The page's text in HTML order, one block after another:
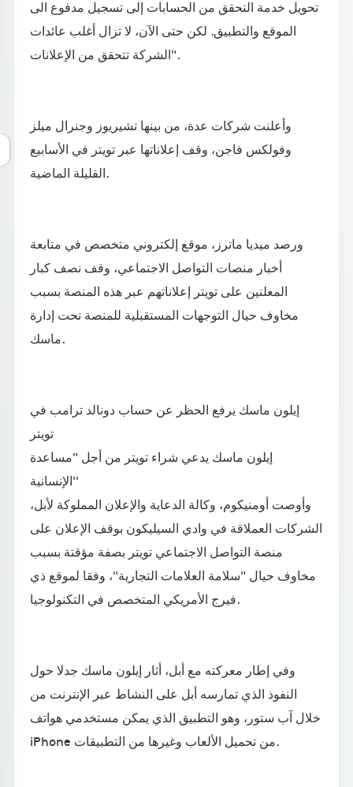
تحويل خدمة التحقق من الحسابات إلى تسجيل مدفوع الى
الموقع والتطبيق. لكن حتى الآن، لا تزال أغلب عائدات
الشركة تتحقق من الإعلانات".
وأعلنت شركات عدة، من بينها تشيريوز وجنرال ميلز
وفولكس فاجن، وقف إعلاناتها عبر تويتر في الأسابيع
القليلة الماضية.
ورصد ميديا ماترز، موقع إلكتروني متخصص في متابعة
أخبار منصات التواصل الاجتماعي، وقف نصف كبار
المعلنين على تويتر إعلاناتهم عبر هذه المنصة بسبب
مخاوف حيال التوجهات المستقبلية للمنصة تحت إدارة
ماسك.
إيلون ماسك يرفع الحظر عن حساب دونالد ترامب في
تويتر
إيلون ماسك يدعي شراء تويتر من أجل "مساعدة
الإنسانية''
وأوصت أومنيكوم، وكالة الدعاية والإعلان المملوكة لأبل،
الشركات العملاقة في وادي السيليكون بوقف الإعلان على
منصة التواصل الاجتماعي تويتر بصفة مؤقتة بسبب
مخاوف حيال "سلامة العلامات التجارية"، وفقا لموقع ذي
فيرج الأمريكي المتخصص في التكنولوجيا.
وفي إطار معركته مع أبل، أثار إيلون ماسك جدلا حول
النفوذ الذي تمارسه أبل على النشاط عبر الإنترنت من
خلال آب ستور، وهو التطبيق الذي يمكن مستخدمي هواتف
iPhone من تحميل الألعاب وغيرها من التطبيقات.